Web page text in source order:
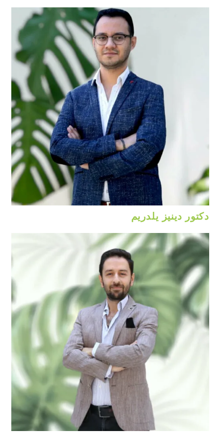
دكتور دينيز يلدريم